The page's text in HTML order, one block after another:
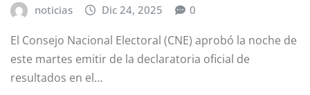
noticias Dic 24, 2025 0
El Consejo Nacional Electoral (CNE) aprobó la noche de
este martes emitir de la declaratoria oficial de
resultados en el…